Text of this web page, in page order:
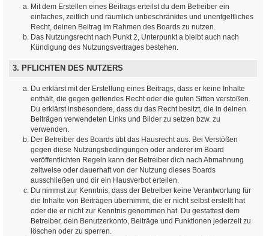
Mit dem Erstellen eines Beitrags erteilst du dem Betreiber ein
einfaches, zeitlich und räumlich unbeschränktes und unentgeltliches
Recht, deinen Beitrag im Rahmen des Boards zu nutzen.
Das Nutzungsrecht nach Punkt 2, Unterpunkt a bleibt auch nach
Kündigung des Nutzungsvertrages bestehen.
3. PFLICHTEN DES NUTZERS
Du erklärst mit der Erstellung eines Beitrags, dass er keine Inhalte
enthält, die gegen geltendes Recht oder die guten Sitten verstoßen.
Du erklärst insbesondere, dass du das Recht besitzt, die in deinen
Beiträgen verwendeten Links und Bilder zu setzen bzw. zu
verwenden.
Der Betreiber des Boards übt das Hausrecht aus. Bei Verstößen
gegen diese Nutzungsbedingungen oder anderer im Board
veröffentlichten Regeln kann der Betreiber dich nach Abmahnung
zeitweise oder dauerhaft von der Nutzung dieses Boards
ausschließen und dir ein Hausverbot erteilen.
Du nimmst zur Kenntnis, dass der Betreiber keine Verantwortung für
die Inhalte von Beiträgen übernimmt, die er nicht selbst erstellt hat
oder die er nicht zur Kenntnis genommen hat. Du gestattest dem
Betreiber, dein Benutzerkonto, Beiträge und Funktionen jederzeit zu
löschen oder zu sperren.